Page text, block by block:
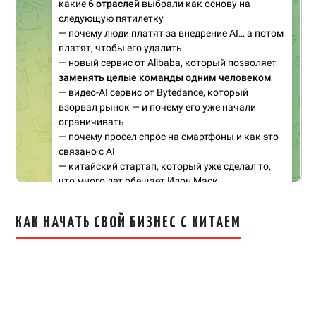
КАК НАЧАТЬ СВОЙ БИЗНЕС С КИТАЕМ